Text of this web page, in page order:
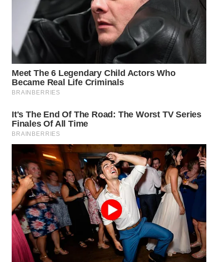
KOPEKLIN
PORTAL
KONSUMEN
FORWAMKI
ALPERKLINAS
FORJASIDA
TAMBANG
NEWS
SITUNGIR
NEWS
SIDIKALANG
NEWS